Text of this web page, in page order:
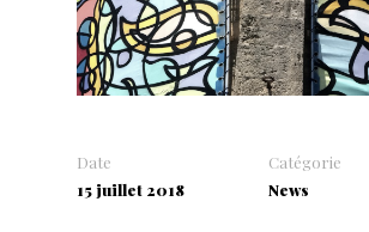
Date
15 juillet 2018
Catégorie
News